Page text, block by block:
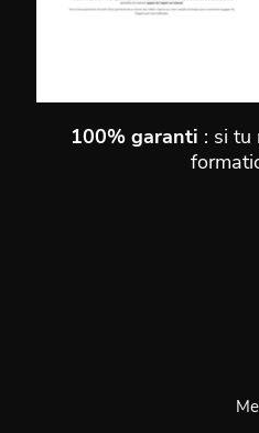
100% garanti : si tu